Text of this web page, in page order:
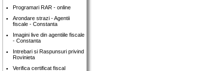
Programari RAR - online
Arondare strazi - Agentii
fiscale - Constanta
Imagini live din agentiile fiscale
- Constanta
Intrebari si Raspunsuri privind
Rovinieta
Verifica certificat fiscal